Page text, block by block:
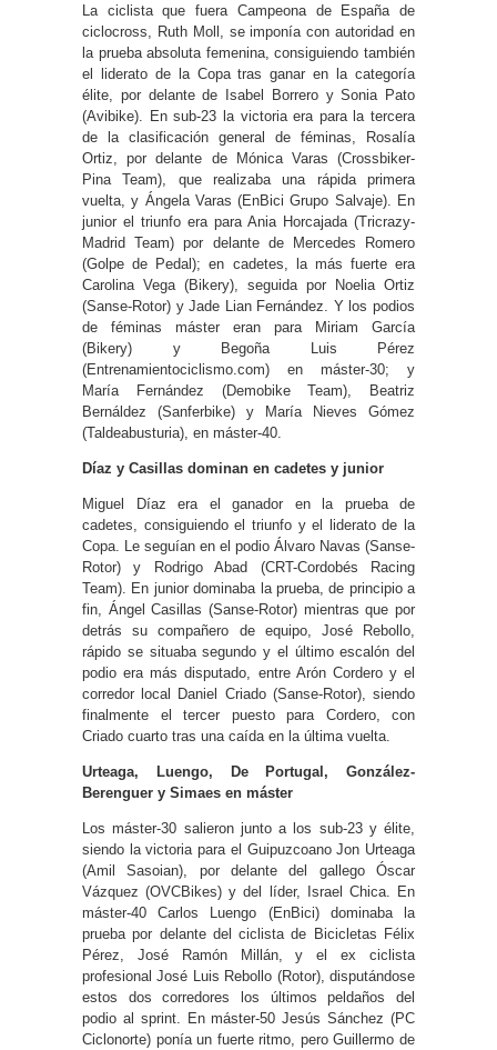
La ciclista que fuera Campeona de España de
ciclocross, Ruth Moll, se imponía con autoridad en
la prueba absoluta femenina, consiguiendo también
el liderato de la Copa tras ganar en la categoría
élite, por delante de Isabel Borrero y Sonia Pato
(Avibike). En sub-23 la victoria era para la tercera
de la clasificación general de féminas, Rosalía
Ortiz, por delante de Mónica Varas (Crossbiker-
Pina Team), que realizaba una rápida primera
vuelta, y Ángela Varas (EnBici Grupo Salvaje). En
junior el triunfo era para Ania Horcajada (Tricrazy-
Madrid Team) por delante de Mercedes Romero
(Golpe de Pedal); en cadetes, la más fuerte era
Carolina Vega (Bikery), seguida por Noelia Ortiz
(Sanse-Rotor) y Jade Lian Fernández. Y los podios
de féminas máster eran para Miriam García
(Bikery) y Begoña Luis Pérez
(Entrenamientociclismo.com) en máster-30; y
María Fernández (Demobike Team), Beatriz
Bernáldez (Sanferbike) y María Nieves Gómez
(Taldeabusturia), en máster-40.
Díaz y Casillas dominan en cadetes y junior
Miguel Díaz era el ganador en la prueba de
cadetes, consiguiendo el triunfo y el liderato de la
Copa. Le seguían en el podio Álvaro Navas (Sanse-
Rotor) y Rodrigo Abad (CRT-Cordobés Racing
Team). En junior dominaba la prueba, de principio a
fin, Ángel Casillas (Sanse-Rotor) mientras que por
detrás su compañero de equipo, José Rebollo,
rápido se situaba segundo y el último escalón del
podio era más disputado, entre Arón Cordero y el
corredor local Daniel Criado (Sanse-Rotor), siendo
finalmente el tercer puesto para Cordero, con
Criado cuarto tras una caída en la última vuelta.
Urteaga, Luengo, De Portugal, González-
Berenguer y Simaes en máster
Los máster-30 salieron junto a los sub-23 y élite,
siendo la victoria para el Guipuzcoano Jon Urteaga
(Amil Sasoian), por delante del gallego Óscar
Vázquez (OVCBikes) y del líder, Israel Chica. En
máster-40 Carlos Luengo (EnBici) dominaba la
prueba por delante del ciclista de Bicicletas Félix
Pérez, José Ramón Millán, y el ex ciclista
profesional José Luis Rebollo (Rotor), disputándose
estos dos corredores los últimos peldaños del
podio al sprint. En máster-50 Jesús Sánchez (PC
Ciclonorte) ponía un fuerte ritmo, pero Guillermo de